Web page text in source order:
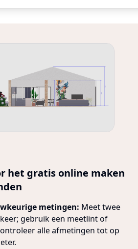
het gratis online maken
metingen: Meet twee
gebruik een meetlint of
alle afmetingen tot op